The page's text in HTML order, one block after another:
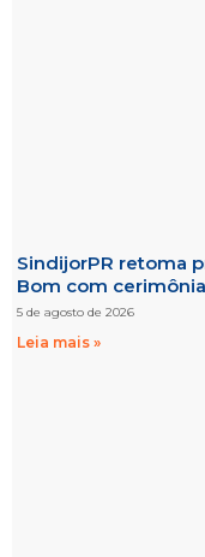
SindijorPR retoma
Bom com
5 de agosto de 2026
Leia mais »